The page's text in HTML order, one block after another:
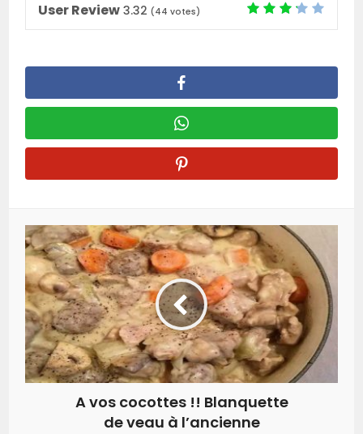
User Review 3.32 (44 votes)
A vos cocottes !! Blanquette
de veau à l’ancienne